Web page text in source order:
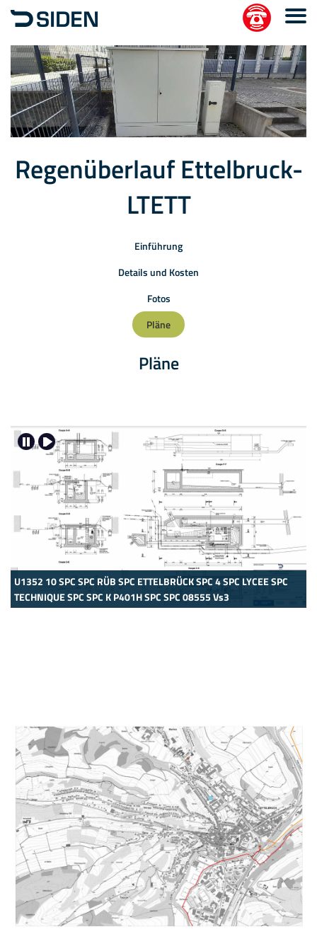
Regenüberlauf Ettelbruck-
LTETT
Einführung
Details und Kosten
Fotos
Pläne
Pläne
U1352 10 SPC SPC RÜB SPC ETTELBRÜCK SPC 4 SPC LYCEE SPC
TECHNIQUE SPC SPC K P401H SPC SPC 08555 Vs3